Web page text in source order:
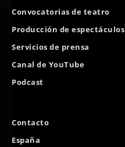
Convocatorias de teatro
Producción de espectáculos
Servicios de prensa
Canal de YouTube
Podcast
Contacto
España